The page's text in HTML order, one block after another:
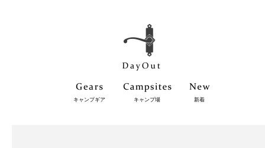
キャンプギア キャンプ場 新着